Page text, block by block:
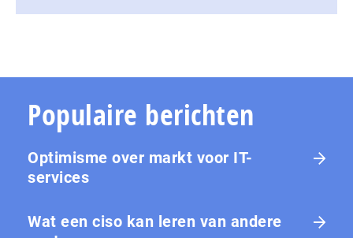
Populaire berichten
Optimisme over markt voor IT-
services
Wat een ciso kan leren van andere